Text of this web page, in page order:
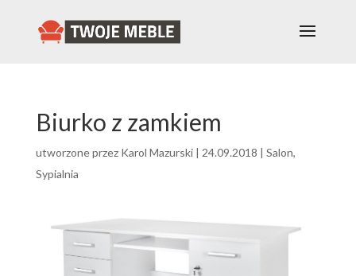
Biurko z zamkiem
utworzone przez Karol Mazurski| 24.09.2018 | Salon,
Sypialnia